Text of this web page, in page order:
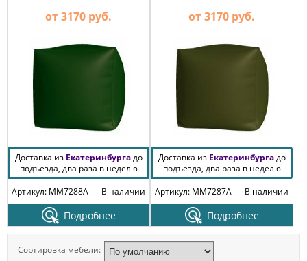
от 3170 руб.
Доставка из Екатеринбургадо
подъезда, два раза в неделю
Артикул: MM7288A
В наличии
Подробнее
от 3170 руб.
Доставка из Екатеринбургадо
подъезда, два раза в неделю
Артикул: MM7287A
В наличии
Подробнее
Сортировка мебели: